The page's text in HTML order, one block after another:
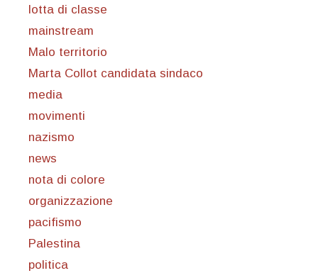
lotta di classe
mainstream
Malo territorio
Marta Collot candidata sindaco
media
movimenti
nazismo
news
nota di colore
organizzazione
pacifismo
Palestina
politica